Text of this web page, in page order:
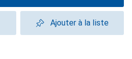
Ajouter à la liste